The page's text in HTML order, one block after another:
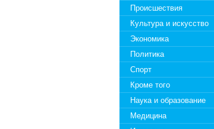
Происшествия
Культура и искусство
Экономика
Политика
Спорт
Кроме того
Наука и образование
Медицина